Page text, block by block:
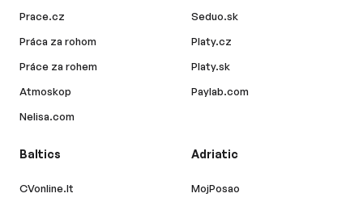
Prace.cz
Práca za rohom
Práce za rohem
Atmoskop
Nelisa.com
Seduo.sk
Platy.cz
Platy.sk
Paylab.com
Baltics
CVonline.lt
Adriatic
MojPosao